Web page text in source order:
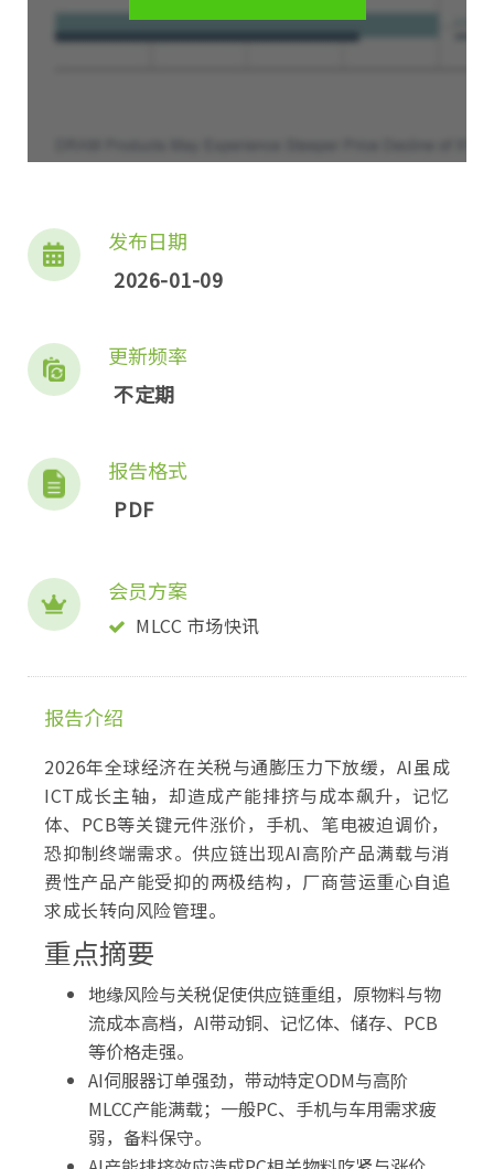
发布日期
2026-01-09
更新频率
不定期
报告格式
PDF
会员方案
MLCC 市场快讯
报告介绍
2026年全球经济在关税与通膨压力下放缓，AI虽成
ICT成长主轴，却造成产能排挤与成本飙升，记忆
体、PCB等关键元件涨价，手机、笔电被迫调价，
恐抑制终端需求。供应链出现AI高阶产品满载与消
费性产品产能受抑的两极结构，厂商营运重心自追
求成长转向风险管理。
重点摘要
地缘风险与关税促使供应链重组，原物料与物
流成本高档，AI带动铜、记忆体、储存、PCB
等价格走强。
AI伺服器订单强劲，带动特定ODM与高阶
MLCC产能满载；一般PC、手机与车用需求疲
弱，备料保守。